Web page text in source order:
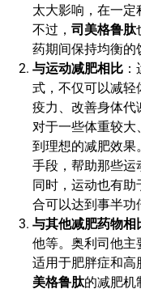
太大影响，在一定
不过， 司美格鲁肽
药期间保持均衡的
与运动减肥相比
式，不仅可以减轻
疫力、改善身体代
对于一些体重较大
到理想的减肥效果。
手段，帮助那些运
同时，运动也有助
合可以达到事半功
与其他减肥药物相
他等。奥利司他主
适用于肥胖症和高
美格鲁肽的减肥机